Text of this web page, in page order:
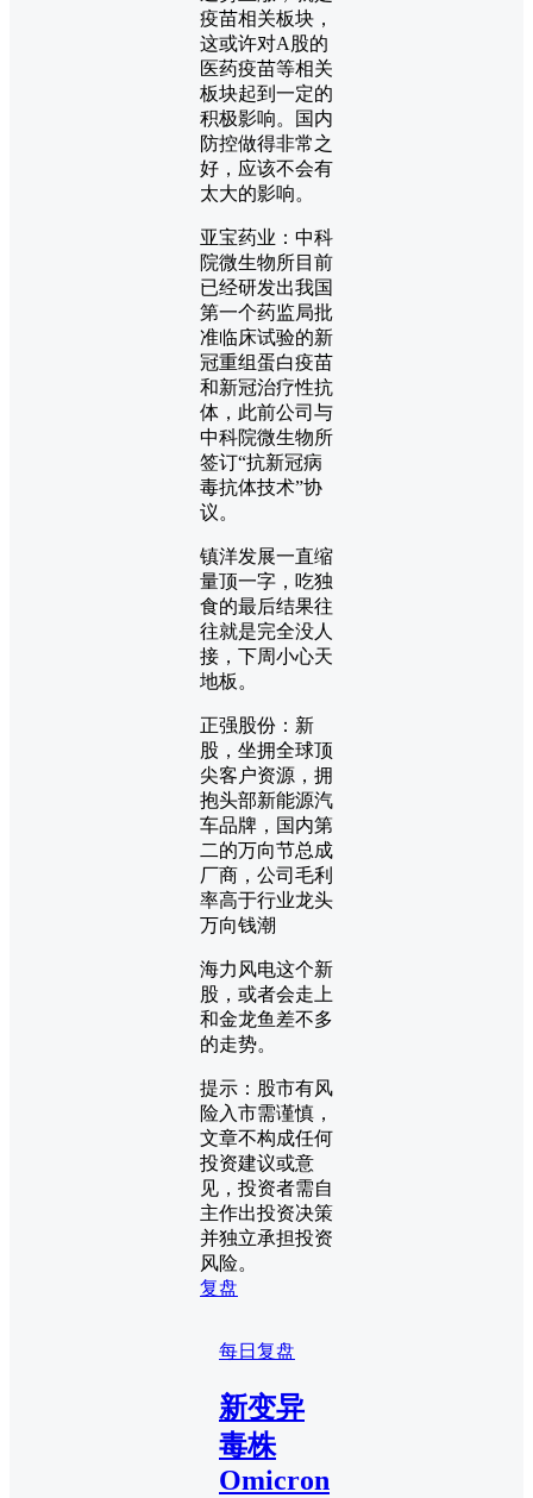
疫苗相关板块，
这或许对A股的
医药疫苗等相关
板块起到一定的
积极影响。国内
防控做得非常之
好，应该不会有
太大的影响。
亚宝药业：中科
院微生物所目前
已经研发出我国
第一个药监局批
准临床试验的新
冠重组蛋白疫苗
和新冠治疗性抗
体，此前公司与
中科院微生物所
签订“抗新冠病
毒抗体技术”协
议。
镇洋发展一直缩
量顶一字，吃独
食的最后结果往
往就是完全没人
接，下周小心天
地板。
正强股份：新
股，坐拥全球顶
尖客户资源，拥
抱头部新能源汽
车品牌，国内第
二的万向节总成
厂商，公司毛利
率高于行业龙头
万向钱潮
海力风电这个新
股，或者会走上
和金龙鱼差不多
的走势。
提示：股市有风
险入市需谨慎，
文章不构成任何
投资建议或意
见，投资者需自
主作出投资决策
并独立承担投资
风险。
复盘
每日复盘
新变异
毒株
Omicron